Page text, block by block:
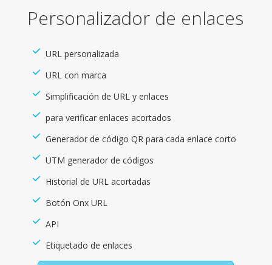
Personalizador de enlaces
URL personalizada
URL con marca
Simplificación de URL y enlaces
para verificar enlaces acortados
Generador de código QR para cada enlace corto
UTM generador de códigos
Historial de URL acortadas
Botón Onx URL
API
Etiquetado de enlaces